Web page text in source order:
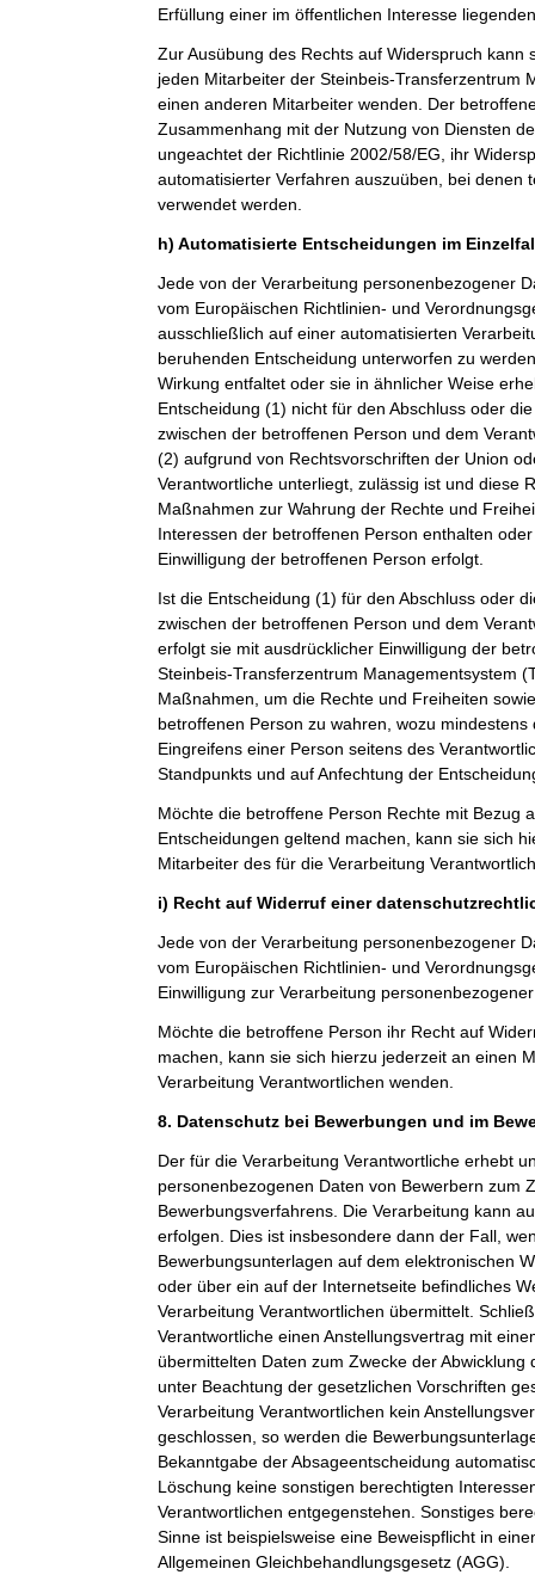
Erfüllung einer im öffentlichen Interesse
Zur Ausübung des Rechts auf Widerspruch kann
jeden Mitarbeiter der Steinbeis-Transferzentrum
einen anderen Mitarbeiter wenden. Der
Zusammenhang mit der Nutzung von Diensten
ungeachtet der Richtlinie 2002/58/EG, ihr
automatisierter Verfahren auszuüben, bei denen
verwendet werden.
h) Automatisierte Entscheidungen im
Jede von der Verarbeitung personenbezogener
vom Europäischen Richtlinien- und
ausschließlich auf einer automatisierten
beruhenden Entscheidung unterworfen zu
Wirkung entfaltet oder sie in ähnlicher Weise
Entscheidung (1) nicht für den Abschluss oder
zwischen der betroffenen Person und dem
(2) aufgrund von Rechtsvorschriften der Union
Verantwortliche unterliegt, zulässig ist und diese
Maßnahmen zur Wahrung der Rechte und
Interessen der betroffenen Person enthalten
Einwilligung der betroffenen Person erfolgt.
Ist die Entscheidung (1) für den Abschluss oder
zwischen der betroffenen Person und dem
erfolgt sie mit ausdrücklicher Einwilligung der
Steinbeis-Transferzentrum Managementsystem
Maßnahmen, um die Rechte und Freiheiten
betroffenen Person zu wahren, wozu
Eingreifens einer Person seitens des
Standpunkts und auf Anfechtung der
Möchte die betroffene Person Rechte mit Bezug
Entscheidungen geltend machen, kann sie sich
Mitarbeiter des für die Verarbeitung
i) Recht auf Widerruf einer
Jede von der Verarbeitung personenbezogener
vom Europäischen Richtlinien- und
Einwilligung zur Verarbeitung
Möchte die betroffene Person ihr Recht auf
machen, kann sie sich hierzu jederzeit an einen
Verarbeitung Verantwortlichen wenden.
8. Datenschutz bei Bewerbungen und im
Der für die Verarbeitung Verantwortliche erhebt
personenbezogenen Daten von Bewerbern zum
Bewerbungsverfahrens. Die Verarbeitung kann
erfolgen. Dies ist insbesondere dann der Fall,
Bewerbungsunterlagen auf dem elektronischen
oder über ein auf der Internetseite befindliches
Verarbeitung Verantwortlichen übermittelt.
Verantwortliche einen Anstellungsvertrag mit
übermittelten Daten zum Zwecke der Abwicklung
unter Beachtung der gesetzlichen Vorschriften
Verarbeitung Verantwortlichen kein
geschlossen, so werden die
Bekanntgabe der Absageentscheidung
Löschung keine sonstigen berechtigten
Verantwortlichen entgegenstehen. Sonstiges
Sinne ist beispielsweise eine Beweispflicht in
Allgemeinen Gleichbehandlungsgesetz (AGG).